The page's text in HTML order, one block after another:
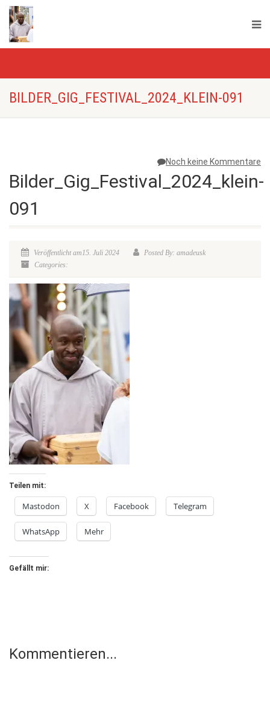
BILDER_GIG_FESTIVAL_2024_KLEIN-091
Noch keine Kommentare
Bilder_Gig_Festival_2024_klein-
091
Veröffentlicht am15. Juli 2024
Posted By: amadeusk
Categories:
Teilen mit:
Mastodon X Facebook Telegram
WhatsApp Mehr
Gefällt mir:
Kommentieren...